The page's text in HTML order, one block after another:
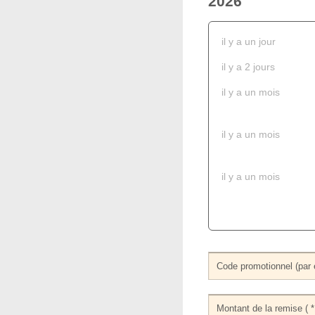
il y a un jour
il y a 2 jours
il y a un mois
il y a un mois
il y a un mois